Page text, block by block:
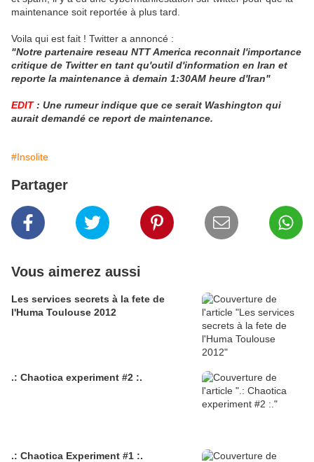
maintenance soit reportée à plus tard.
Voila qui est fait ! Twitter a annoncé :
"Notre partenaire reseau NTT America reconnait l'importance
critique de Twitter en tant qu'outil d'information en Iran et
reporte la maintenance à demain 1:30AM heure d'Iran"
EDIT: Une rumeur indique que ce serait Washington qui
aurait demandé ce report de maintenance.
#Insolite
Partager
Vous aimerez aussi
Les services secrets à la fete de
l'Huma Toulouse 2012
.: Chaotica experiment #2 :.
.: Chaotica Experiment #1 :.